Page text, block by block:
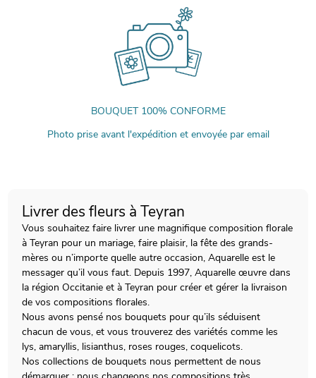
BOUQUET 100% CONFORME
Photo prise avant l'expédition et envoyée par email
Livrer des fleurs à Teyran
Vous souhaitez faire livrer une magnifique composition florale
à Teyran pour un mariage, faire plaisir, la fête des grands-
mères ou n’importe quelle autre occasion, Aquarelle est le
messager qu’il vous faut. Depuis 1997, Aquarelle œuvre dans
la région Occitanie et à Teyran pour créer et gérer la livraison
de vos compositions florales.
Nous avons pensé nos bouquets pour qu’ils séduisent
chacun de vous, et vous trouverez des variétés comme les
lys, amaryllis, lisianthus, roses rouges, coquelicots.
Nos collections de bouquets nous permettent de nous